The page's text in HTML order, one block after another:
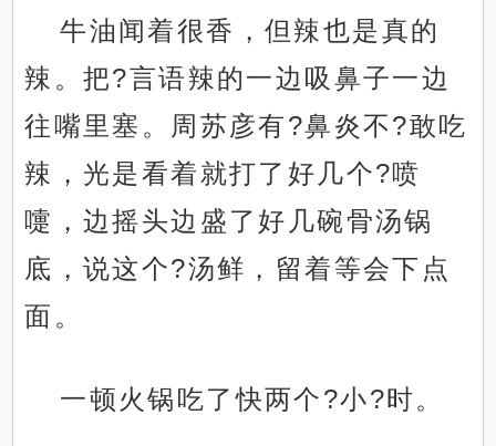
牛油闻着很香，但辣也是真的
辣。把?言语辣的一边吸鼻子一边
往嘴里塞。周苏彦有?鼻炎不?敢吃
辣，光是看着就打了好几个?喷
嚏，边摇头边盛了好几碗骨汤锅
底，说这个?汤鲜，留着等会下点
面。
一顿火锅吃了快两个?小?时。